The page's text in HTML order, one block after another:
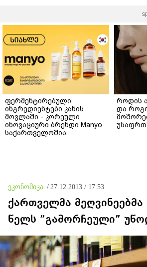
ფერმენტირებული
ინგრედიენტები კანის
მოვლაში - კორეული
ინოვაციური ბრენდი Manyo
საქართველოშია
როდის
და
ეკონომიკა / 27.12.2013 / 17:53
ქართველმა მეღვინეებმა
წელს ”გამორჩეული”